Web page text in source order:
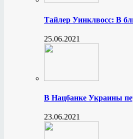
Тайлер Уинклвосс: В
25.06.2021
В Нацбанке Украины
23.06.2021